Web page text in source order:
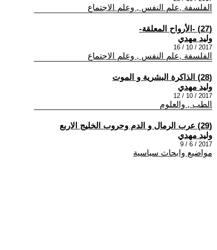
الفلسفة ,علم النفس , وعلم الاجتماع
(27) -الأرواح المعلقة-
وليد مهدي
2017 / 10 / 16
الفلسفة ,علم النفس , وعلم الاجتماع
(28) الذاكرة البشرية و الموت
وليد مهدي
2017 / 10 / 12
الطب , والعلوم
(29) عرب الرمال و الدم وحروب الخليج الاربع
وليد مهدي
2017 / 6 / 9
مواضيع وابحاث سياسية